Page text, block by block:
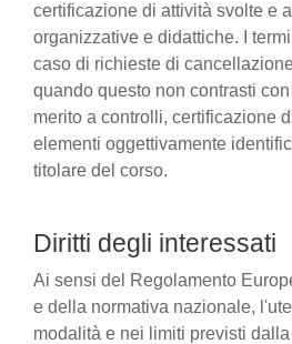
certificazione di attività svolte e
organizzative e didattiche. I
caso di richieste di
quando questo non contrasti
merito a controlli, certificazione
elementi oggettivamente
titolare del corso.
Diritti degli interessati
Ai sensi del Regolamento
e della normativa nazionale,
modalità e nei limiti previsti